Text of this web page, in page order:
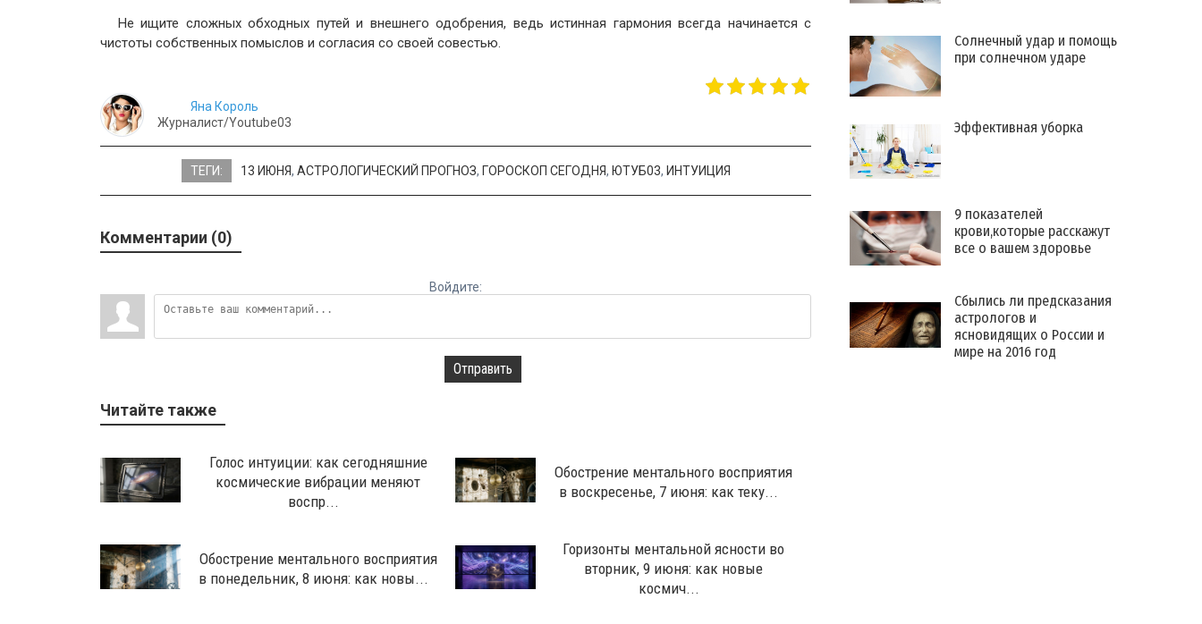
Не ищите сложных обходных путей и внешнего одобрения, ведь истинная гармония всегда начинается с
чистоты собственных помыслов и согласия со своей совестью.
Яна Король
Журналист/Youtube03
ТЕГИ: 13 ИЮНЯ, АСТРОЛОГИЧЕСКИЙ ПРОГНОЗ, ГОРОСКОП СЕГОДНЯ, ЮТУБ03, ИНТУИЦИЯ
Комментарии (0)
Войдите:
Отправить
Читайте также
Голос интуиции: как сегодняшние
космические вибрации меняют
воспр...
Обострение ментального восприятия
в воскресенье, 7 июня: как теку...
Обострение ментального восприятия
в понедельник, 8 июня: как новы...
Горизонты ментальной ясности во
вторник, 9 июня: как новые
космич...
Солнечный удар и помощь
при солнечном ударе
Эффективная уборка
9 показателей
крови,которые расскажут
все о вашем здоровье
Сбылись ли предсказания
астрологов и
ясновидящих о России и
мире на 2016 год